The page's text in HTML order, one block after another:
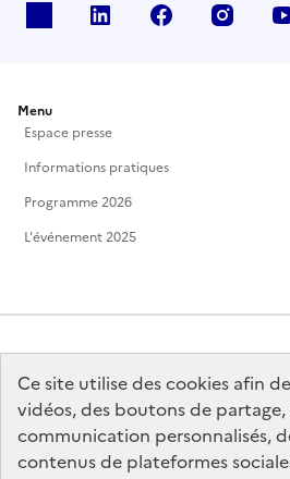
Ce site utilise des cookies afin
vidéos, des boutons de partage,
communication personnalisés,
contenus de plateformes
Linkedin Facebook
Menu
Espace presse
Informations pratiques
Programme 2026
L'événement 2025
MINISTÈRE
DE LA CULTURE